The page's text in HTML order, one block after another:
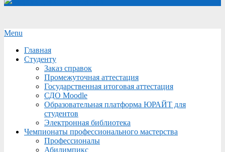
Secondary
Menu
Menu
Главная
Студенту
Заказ справок
Промежуточная аттестация
Государственная итоговая аттестация
СДО Moodle
Образовательная платформа ЮРАЙТ для
студентов
Электронная библиотека
Чемпионаты профессионального мастерства
Профессионалы
Абилимпикс